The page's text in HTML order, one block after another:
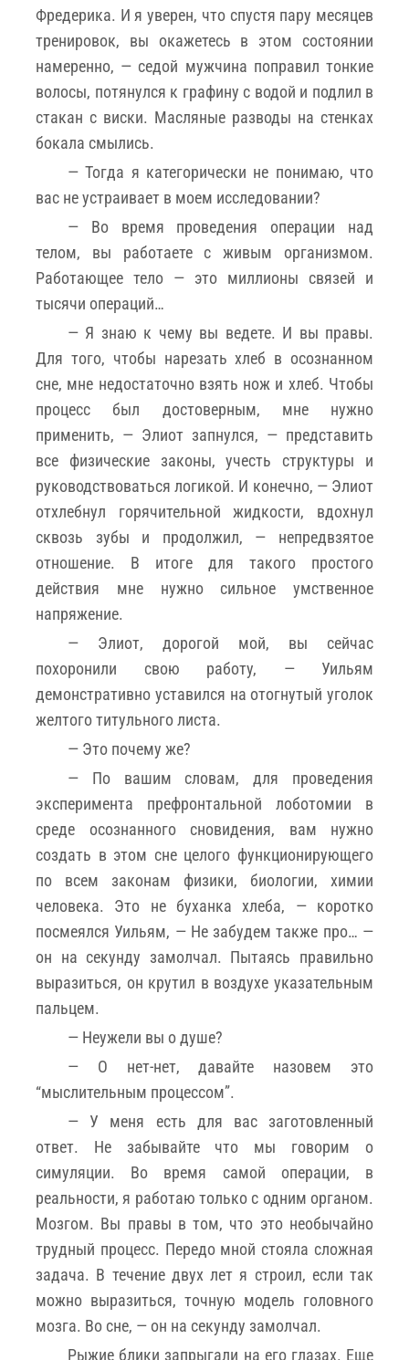
Фредерика. И я уверен, что спустя пару месяцев
тренировок, вы окажетесь в этом состоянии
намеренно, — седой мужчина поправил тонкие
волосы, потянулся к графину с водой и подлил в
стакан с виски. Масляные разводы на стенках
бокала смылись.
— Тогда я категорически не понимаю, что
вас не устраивает в моем исследовании?
— Во время проведения операции над
телом, вы работаете с живым организмом.
Работающее тело — это миллионы связей и
тысячи операций…
— Я знаю к чему вы ведете. И вы правы.
Для того, чтобы нарезать хлеб в осознанном
сне, мне недостаточно взять нож и хлеб. Чтобы
процесс был достоверным, мне нужно
применить, — Элиот запнулся, — представить
все физические законы, учесть структуры и
руководствоваться логикой. И конечно, — Элиот
отхлебнул горячительной жидкости, вдохнул
сквозь зубы и продолжил, — непредвзятое
отношение. В итоге для такого простого
действия мне нужно сильное умственное
напряжение.
— Элиот, дорогой мой, вы сейчас
похоронили свою работу, — Уильям
демонстративно уставился на отогнутый уголок
желтого титульного листа.
— Это почему же?
— По вашим словам, для проведения
эксперимента префронтальной лоботомии в
среде осознанного сновидения, вам нужно
создать в этом сне целого функционирующего
по всем законам физики, биологии, химии
человека. Это не буханка хлеба, — коротко
посмеялся Уильям, — Не забудем также про… —
он на секунду замолчал. Пытаясь правильно
выразиться, он крутил в воздухе указательным
пальцем.
— Неужели вы о душе?
— О нет-нет, давайте назовем это
“мыслительным процессом”.
— У меня есть для вас заготовленный
ответ. Не забывайте что мы говорим о
симуляции. Во время самой операции, в
реальности, я работаю только с одним органом.
Мозгом. Вы правы в том, что это необычайно
трудный процесс. Передо мной стояла сложная
задача. В течение двух лет я строил, если так
можно выразиться, точную модель головного
мозга. Во сне, — он на секунду замолчал.
Рыжие блики запрыгали на его глазах. Еще